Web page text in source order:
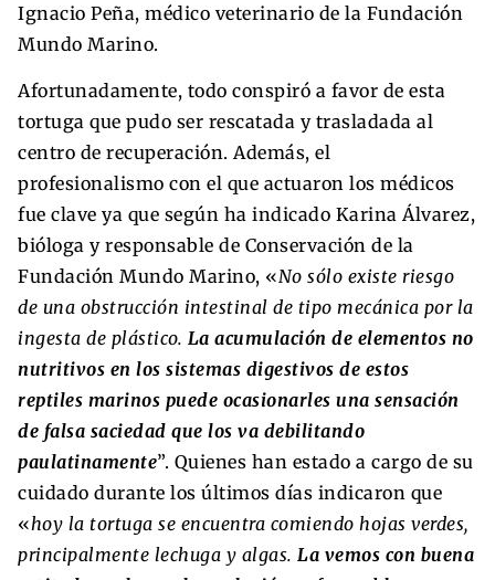
Ignacio Peña, médico veterinario de la Fundación
Mundo Marino.
Afortunadamente, todo conspiró a favor de esta
tortuga que pudo ser rescatada y trasladada al
centro de recuperación. Además, el
profesionalismo con el que actuaron los médicos
fue clave ya que según ha indicado Karina Álvarez,
bióloga y responsable de Conservación de la
Fundación Mundo Marino, «No sólo existe riesgo
de una obstrucción intestinal de tipo mecánica por la
ingesta de plástico. La acumulación de elementos no
nutritivos en los sistemas digestivos de estos
reptiles marinos puede ocasionarles una sensación
de falsa saciedad que los va debilitando
paulatinamente”. Quienes han estado a cargo de su
cuidado durante los últimos días indicaron que
«hoy la tortuga se encuentra comiendo hojas verdes,
principalmente lechuga y algas. La vemos con buena